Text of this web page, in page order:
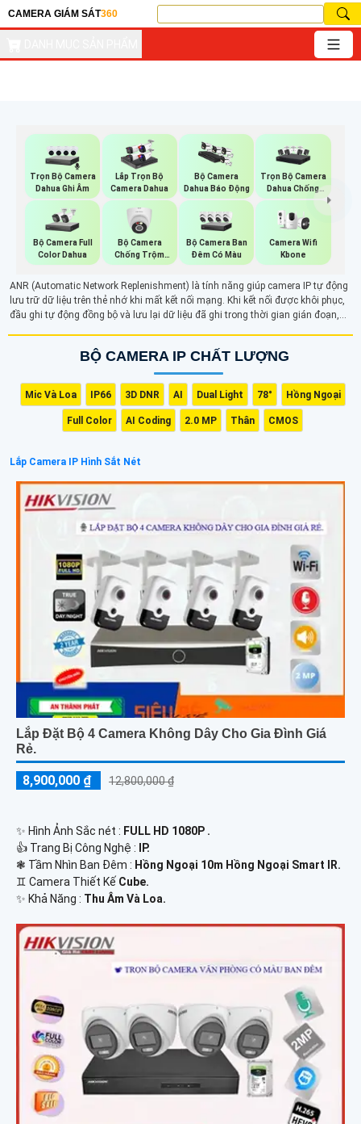
CAMERA GIÁM SÁT360
Trọn Bộ Camera
Dahua Ghi Âm
Lắp Trọn Bộ
Camera Dahua
Bộ Camera
Dahua Báo Động
Trọn Bộ Camera
Dahua Chống
Trộm
Bộ Camera Full
Color Dahua
Bộ Camera
Chống Trộm
Kbvision
Bộ Camera Ban
Đêm Có Màu
Camera Wifi
Kbone
ANR (Automatic Network Replenishment) là tính năng giúp camera IP tự động
lưu trữ dữ liệu trên thẻ nhớ khi mất kết nối mạng. Khi kết nối được khôi phục,
đầu ghi tự động đồng bộ và lưu lại dữ liệu đã ghi trong thời gian gián đoạn,
BỘ CAMERA IP CHẤT LƯỢNG
Mic Và Loa IP66 3D DNR AI Dual Light 78° Hồng Ngoại
Full Color AI Coding 2.0 MP Thân CMOS
Lắp Camera IP Hình Sắt Nét
Lắp Đặt Bộ 4 Camera Không Dây Cho Gia Đình Giá
Rẻ.
8,900,000 ₫ 12,800,000 ₫
✨ Hình Ảnh Sắc nét : FULL HD 1080P .
👍 Trang Bị Công Nghệ :
IP.
❃ Tầm Nhìn Ban Đêm : Hồng Ngoại 10m Hồng Ngoại Smart IR.
♊ Camera Thiết Kế Cube.
️✨ Khả Năng : Thu Âm Và Loa.